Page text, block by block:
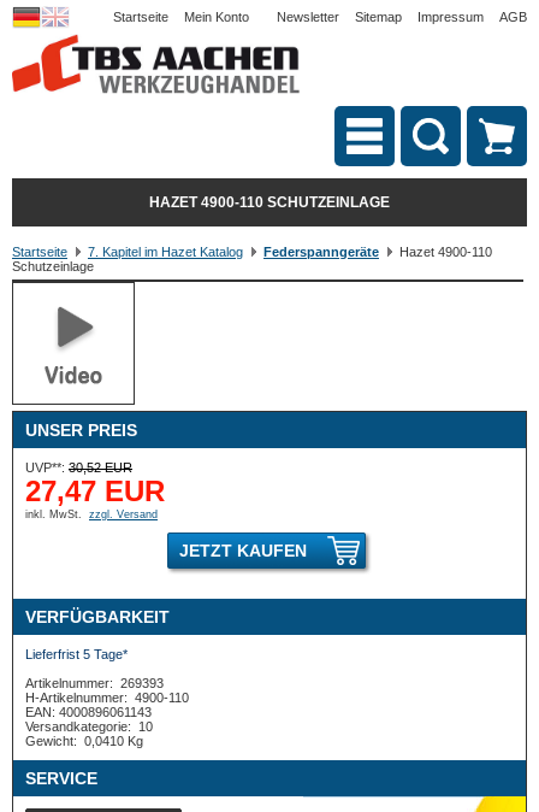
Startseite Mein Konto Newsletter Sitemap Impressum AGB
HAZET 4900-110 SCHUTZEINLAGE
Startseite 7. Kapitel im Hazet Katalog Federspanngeräte
Hazet 4900-110
Schutzeinlage
UNSER PREIS
UVP**: 30,52 EUR
27,47 EUR
inkl. MwSt. zzgl. Versand
JETZT KAUFEN
VERFÜGBARKEIT
Lieferfrist 5 Tage*
Artikelnummer: 269393
H-Artikelnummer: 4900-110
EAN: 4000896061143
Versandkategorie:
10
Gewicht: 0,0410 Kg
SERVICE